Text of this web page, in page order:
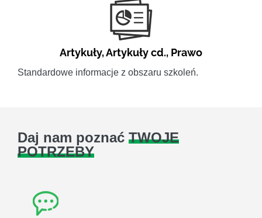
Artykuły,Artykuły cd., Prawo
Standardowe informacje z obszaru szkoleń.
Daj nam poznać TWOJE
POTRZEBY